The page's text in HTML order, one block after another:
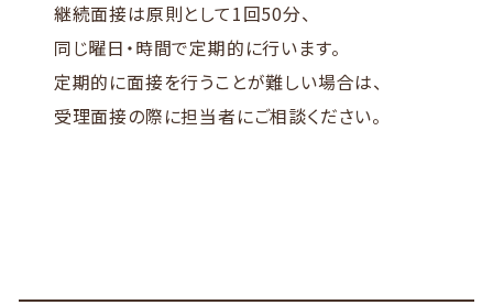
継続面接は原則として1回50分、
同じ曜日・時間で定期的に行います。
定期的に面接を行うことが難しい場合は、
受理面接の際に担当者にご相談ください。